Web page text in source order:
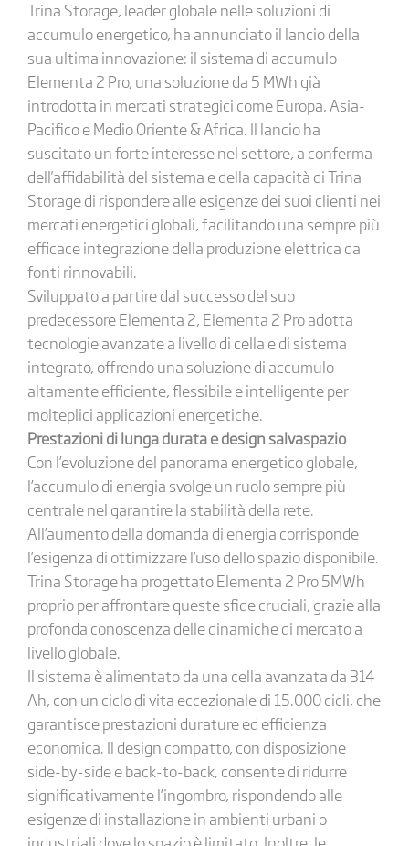
Trina Storage, leader globale nelle soluzioni di
accumulo energetico, ha annunciato il lancio della
sua ultima innovazione: il sistema di accumulo
Elementa 2 Pro, una soluzione da 5 MWh già
introdotta in mercati strategici come Europa, Asia-
Pacifico e Medio Oriente & Africa. Il lancio ha
suscitato un forte interesse nel settore, a conferma
dell'affidabilità del sistema e della capacità di Trina
Storage di rispondere alle esigenze dei suoi clienti nei
mercati energetici globali, facilitando una sempre più
efficace integrazione della produzione elettrica da
fonti rinnovabili.
Sviluppato a partire dal successo del suo
predecessore Elementa 2, Elementa 2 Pro adotta
tecnologie avanzate a livello di cella e di sistema
integrato, offrendo una soluzione di accumulo
altamente efficiente, flessibile e intelligente per
molteplici applicazioni energetiche.
Prestazioni di lunga durata e design salvaspazio
Con l’evoluzione del panorama energetico globale,
l’accumulo di energia svolge un ruolo sempre più
centrale nel garantire la stabilità della rete.
All’aumento della domanda di energia corrisponde
l’esigenza di ottimizzare l’uso dello spazio disponibile.
Trina Storage ha progettato Elementa 2 Pro 5MWh
proprio per affrontare queste sfide cruciali, grazie alla
profonda conoscenza delle dinamiche di mercato a
livello globale.
Il sistema è alimentato da una cella avanzata da 314
Ah, con un ciclo di vita eccezionale di 15.000 cicli, che
garantisce prestazioni durature ed efficienza
economica. Il design compatto, con disposizione
side-by-side e back-to-back, consente di ridurre
significativamente l’ingombro, rispondendo alle
esigenze di installazione in ambienti urbani o